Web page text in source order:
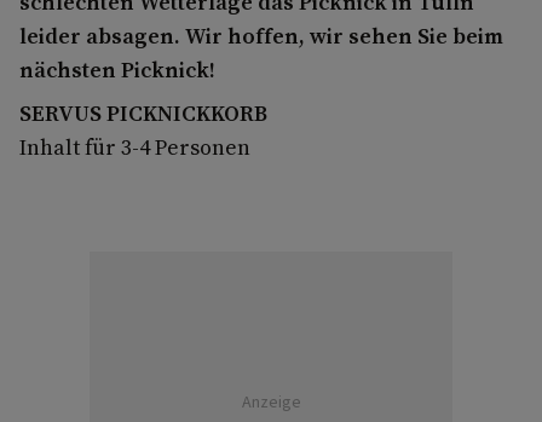
leider absagen. Wir hoffen, wir sehen Sie beim
nächsten Picknick!
SERVUS PICKNICKKORB
Inhalt für 3-4 Personen
Anzeige